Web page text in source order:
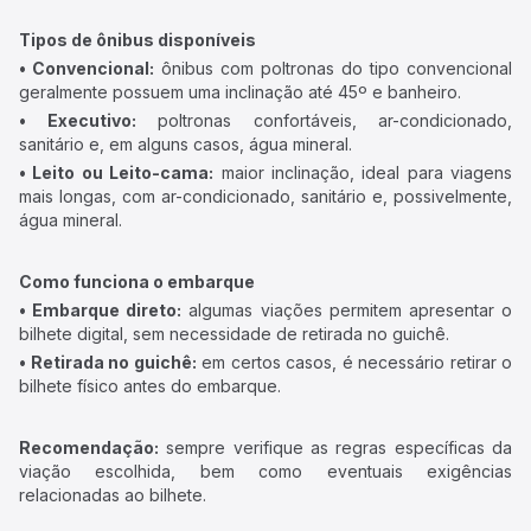
Tipos de ônibus disponíveis
• Convencional: ônibus com poltronas do tipo convencional
geralmente possuem uma inclinação até 45º e banheiro.
• Executivo: poltronas confortáveis, ar-condicionado,
sanitário e, em alguns casos, água mineral.
• Leito ou Leito-cama: maior inclinação, ideal para viagens
mais longas, com ar-condicionado, sanitário e, possivelmente,
água mineral.
Como funciona o embarque
• Embarque direto: algumas viações permitem apresentar o
bilhete digital, sem necessidade de retirada no guichê.
• Retirada no guichê: em certos casos, é necessário retirar o
bilhete físico antes do embarque.
Recomendação: sempre verifique as regras específicas da
viação escolhida, bem como eventuais exigências
relacionadas ao bilhete.